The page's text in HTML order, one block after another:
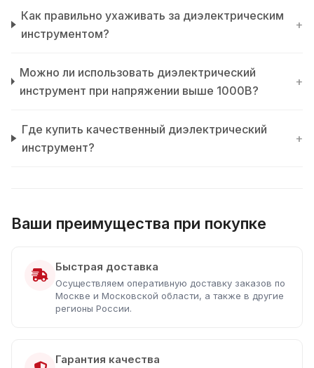
Как правильно ухаживать за диэлектрическим
инструментом?
+
Можно ли использовать диэлектрический
инструмент при напряжении выше 1000В?
+
Где купить качественный диэлектрический
инструмент?
+
Ваши преимущества при покупке
Быстрая доставка
Осуществляем оперативную доставку заказов по
Москве и Московской области, а также в другие
регионы России.
Гарантия качества